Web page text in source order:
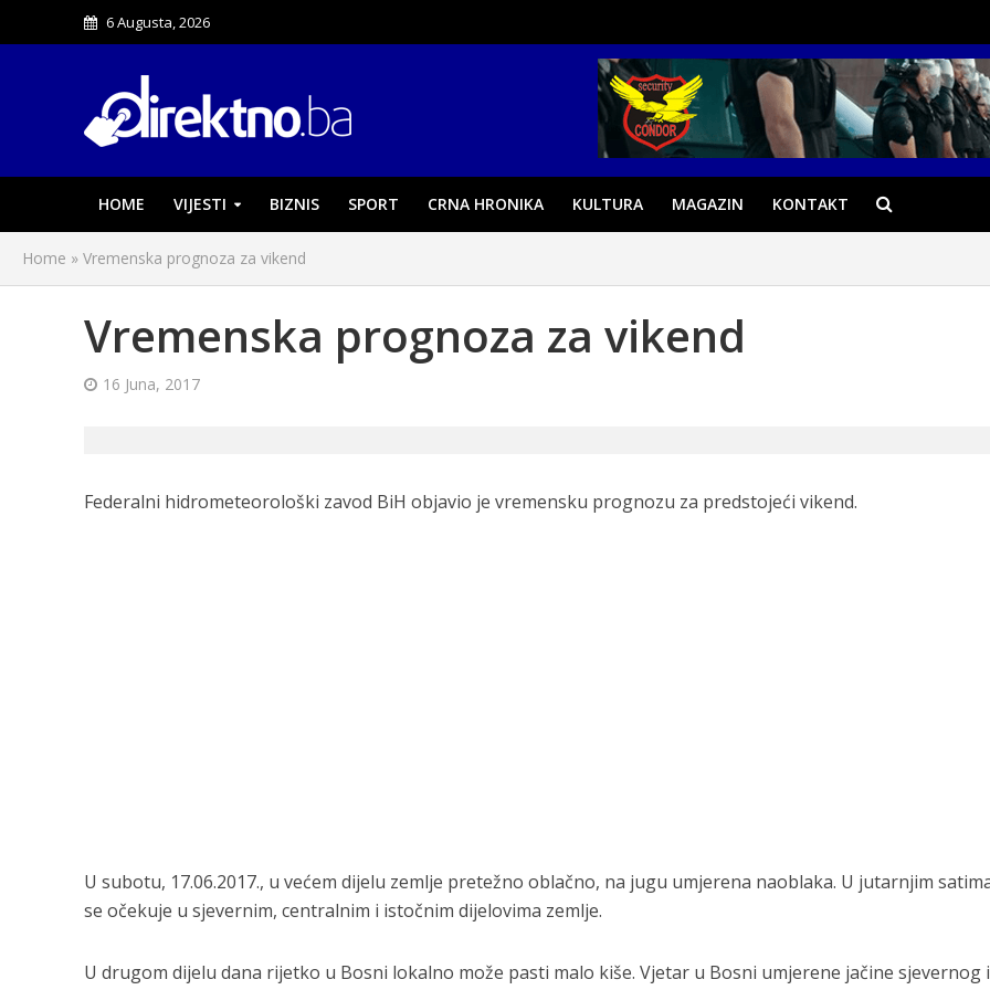
6 Augusta, 2026
HOME VIJESTI BIZNIS SPORT CRNA HRONIKA KULTURA MAGAZIN KONTAKT
Home » Vremenska prognoza za vikend
Vremenska prognoza za vikend
16 Juna, 2017
Federalni hidrometeorološki zavod BiH objavio je vremensku prognozu za predstojeći vikend.
U subotu, 17.06.2017., u većem dijelu zemlje pretežno oblačno, na jugu umjerena naoblaka. U jutarnjim
se očekuje u sjevernim, centralnim i istočnim dijelovima zemlje.
U drugom dijelu dana rijetko u Bosni lokalno može pasti malo kiše. Vjetar u Bosni umjerene jačine sjevernog i